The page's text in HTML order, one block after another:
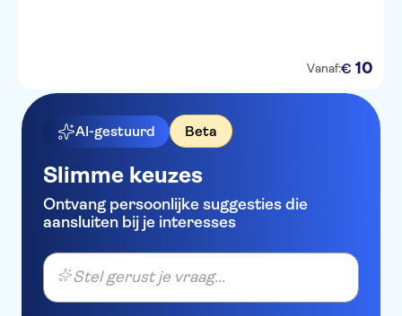
Vanaf:€ 10
AI-gestuurd Beta
Slimme keuzes
Ontvang persoonlijke suggesties die
aansluiten bij je interesses
Stel gerust je vraag...